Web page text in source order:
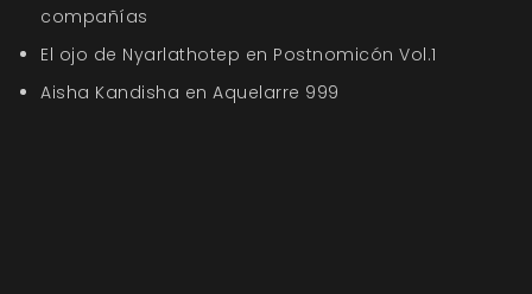
compañías
El ojo de Nyarlathotep en Postnomicón Vol.1
Aisha Kandisha en Aquelarre 999